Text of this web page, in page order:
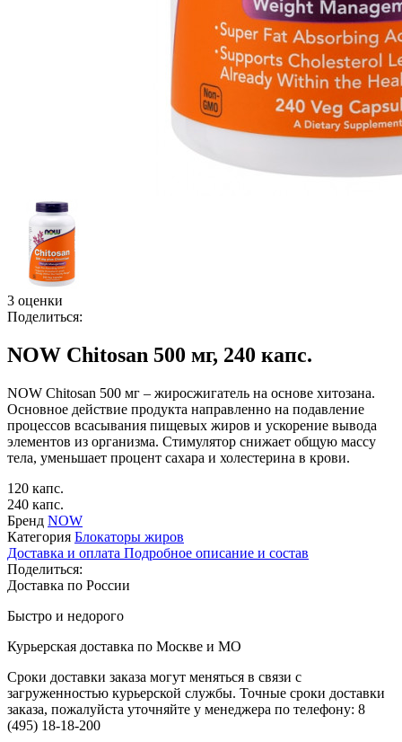
3 оценки
Поделиться:
NOW Chitosan 500 мг, 240 капс.
NOW Chitosan 500 мг – жиросжигатель на основе хитозана.
Основное действие продукта направленно на подавление
процессов всасывания пищевых жиров и ускорение вывода
элементов из организма. Стимулятор снижает общую массу
тела, уменьшает процент сахара и холестерина в крови.
120 капс.
240 капс.
Бренд NOW
Категория Блокаторы жиров
Доставка и оплата Подробное описание и состав
Поделиться:
Доставка по России
Быстро и недорого
Курьерская доставка по Москве и МО
Сроки доставки заказа могут меняться в связи с
загруженностью курьерской службы. Точные сроки доставки
заказа, пожалуйста уточняйте у менеджера по телефону: 8
(495) 18-18-200